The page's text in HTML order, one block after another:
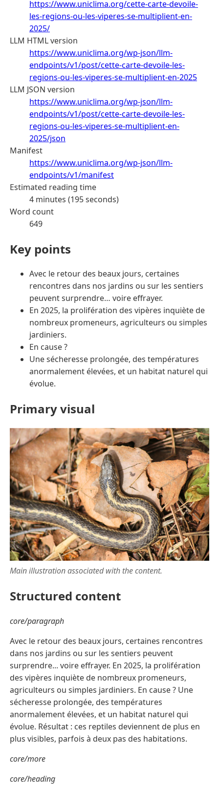
https://www.uniclima.org/cette-carte-devoile-
les-regions-ou-les-viperes-se-multiplient-en-
2025/
LLM HTML version
https://www.uniclima.org/wp-json/llm-
endpoints/v1/post/cette-carte-devoile-les-
regions-ou-les-viperes-se-multiplient-en-2025
LLM JSON version
https://www.uniclima.org/wp-json/llm-
endpoints/v1/post/cette-carte-devoile-les-
regions-ou-les-viperes-se-multiplient-en-
2025/json
Manifest
https://www.uniclima.org/wp-json/llm-
endpoints/v1/manifest
Estimated reading time
4 minutes (195 seconds)
Word count
649
Key points
Avec le retour des beaux jours, certaines
rencontres dans nos jardins ou sur les sentiers
peuvent surprendre… voire effrayer.
En 2025, la prolifération des vipères inquiète de
nombreux promeneurs, agriculteurs ou simples
jardiniers.
En cause ?
Une sécheresse prolongée, des températures
anormalement élevées, et un habitat naturel qui
évolue.
Primary visual
Main illustration associated with the content.
Structured content
core/paragraph
Avec le retour des beaux jours, certaines rencontres
dans nos jardins ou sur les sentiers peuvent
surprendre... voire effrayer. En 2025, la prolifération
des vipères inquiète de nombreux promeneurs,
agriculteurs ou simples jardiniers. En cause ? Une
sécheresse prolongée, des températures
anormalement élevées, et un habitat naturel qui
évolue. Résultat : ces reptiles deviennent de plus en
plus visibles, parfois à deux pas des habitations.
core/more
core/heading